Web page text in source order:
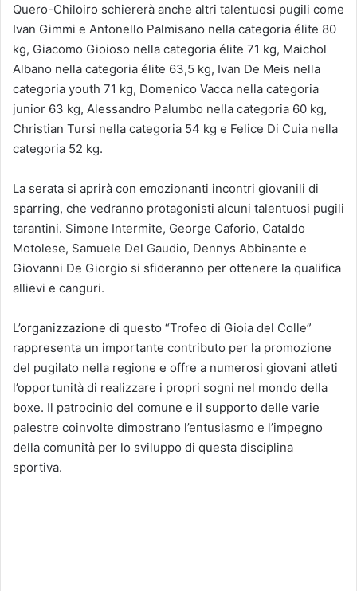
Quero-Chiloiro schiererà anche altri talentuosi pugili come
Ivan Gimmi e Antonello Palmisano nella categoria élite 80
kg, Giacomo Gioioso nella categoria élite 71 kg, Maichol
Albano nella categoria élite 63,5 kg, Ivan De Meis nella
categoria youth 71 kg, Domenico Vacca nella categoria
junior 63 kg, Alessandro Palumbo nella categoria 60 kg,
Christian Tursi nella categoria 54 kg e Felice Di Cuia nella
categoria 52 kg.
La serata si aprirà con emozionanti incontri giovanili di
sparring, che vedranno protagonisti alcuni talentuosi pugili
tarantini. Simone Intermite, George Caforio, Cataldo
Motolese, Samuele Del Gaudio, Dennys Abbinante e
Giovanni De Giorgio si sfideranno per ottenere la qualifica
allievi e canguri.
L’organizzazione di questo “Trofeo di Gioia del Colle”
rappresenta un importante contributo per la promozione
del pugilato nella regione e offre a numerosi giovani atleti
l’opportunità di realizzare i propri sogni nel mondo della
boxe. Il patrocinio del comune e il supporto delle varie
palestre coinvolte dimostrano l’entusiasmo e l’impegno
della comunità per lo sviluppo di questa disciplina
sportiva.